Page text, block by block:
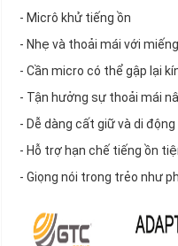
- Micrô khử tiếng ồn
- Nhẹ và thoải mái với
- Cần micro có thể gập lại
- Tận hưởng sự thoải mái
- Dễ dàng cất giữ và di động
- Hỗ trợ hạn chế tiếng ồn
- Giọng nói trong trẻo như